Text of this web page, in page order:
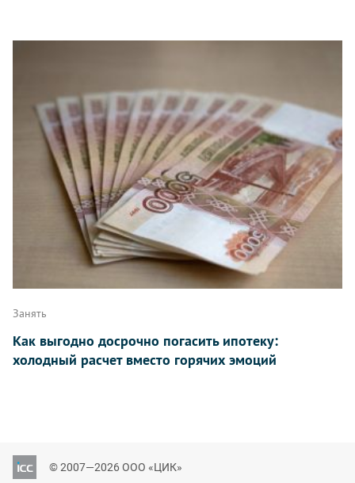
Занять
Как выгодно досрочно погасить ипотеку:
холодный расчет вместо горячих эмоций
© 2007—2026 ООО «ЦИК»